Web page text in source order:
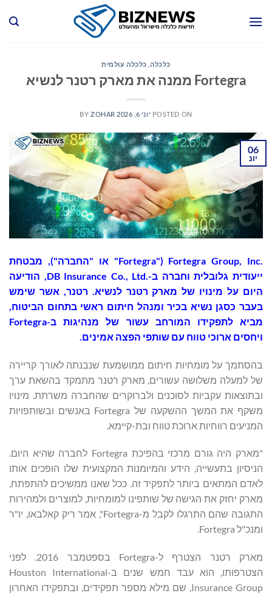
כלכלה, כלכלה עולמית
Fortegra ממנה את מארק רטנר לנשיא
POSTED ON יוני 6, 2026 BY ZOHAR
06
יונ
Fortegra Group, Inc.‎ ("Fortegra" או "החברה"), מבטחת
ייעודית גלובלית וחברה ב-DB Insurance Co., Ltd.‎, הודיעה
היום על מינויו של מארק רטנר לנשיא. רטנר, אשר שימש
בעבר כסגן נשיא בכיר ומנהל חיתום ראשי בתחום הביטוח,
מביא לתפקידו המורחב עשור של מנהיגות ב-Fortegra
ויחסים ארוכי טווח עם שותפי הפצה אמינים.
בהסתמך על מומחיות חיתום ממושמעת שנבנתה לאורך קריירה
של למעלה משלושה עשורים, מארק רטנר מתמקד בהשאת ערך
ובתוצאות עקביות לסוכנים ולברוקרים שהחברה משרתת. מינויו
משקף את המשך ההשקעה של Fortegra באנשים ובשותפויות
המניעים רווחיות ארוכת טווח ובת-קיימא.
"מארק היה גורם מרכזי בהפיכת Fortegra לחברה שהיא היום.
הניסיון בתעשייה, הידע והמיומנות המקצועית שלו הופכים אותו
לאדם המתאים ביותר לתפקיד זה. ככל שאנו ממשיכים להתפתח,
מארק יחזק את הגישה של שותפינו למומחיות, למוצרים ולמהירות
התגובה שהם התרגלו לקבל מ-Fortegra", אמר ריק קאלבאו, יו"ר
ומנכ"ל Fortegra.
מארק רטנר הצטרף ל-Fortegra בספטמבר 2016. לפני
הצטרפותו, הוא עבד חמש שנים ב-Houston International
Insurance Group, שם מילא מספר תפקידים, ובתפקידו האחרון